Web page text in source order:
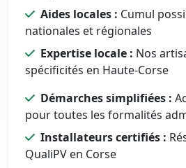
Aides locales : Cumul
nationales et régionales
Expertise locale : Nos
spécificités en Haute-Corse
Démarches simplifiées :
pour toutes les formalités
Installateurs certifiés :
QualiPV en Corse